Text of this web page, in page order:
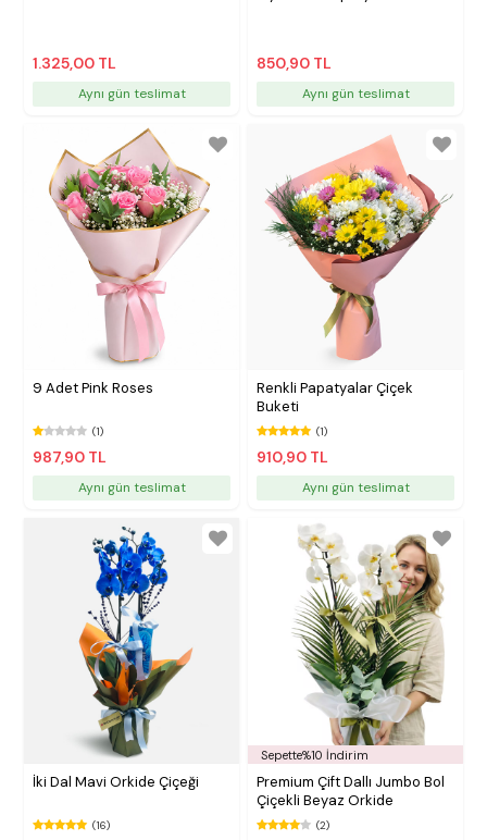
1.325,00 TL
Aynı gün teslimat
850,90 TL
Aynı gün teslimat
9 Adet Pink Roses
(1)
987,90 TL
Aynı gün teslimat
Renkli Papatyalar Çiçek
Buketi
(1)
910,90 TL
Aynı gün teslimat
İki Dal Mavi Orkide Çiçeği
(16)
Sepette%10 İndirim
Premium Çift Dallı Jumbo Bol
Çiçekli Beyaz Orkide
(2)